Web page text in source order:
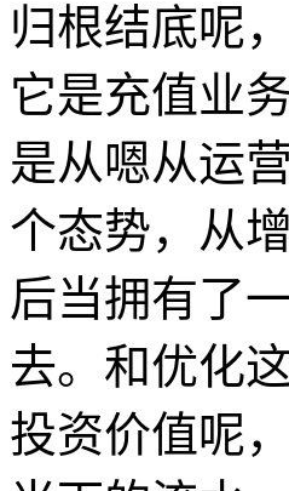
归根结底呢
它是充值业
是从嗯从运
个态势，从
后当拥有了
去。和优化
投资价值呢